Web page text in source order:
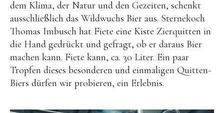
dem Klima, der Natur und den Gezeiten, schenkt
ausschließlich das Wildwuchs Bier aus. Sternekoch
Thomas Imbusch hat Fiete eine Kiste Zierquitten in
die Hand gedrückt und gefragt, ob er daraus Bier
machen kann. Fiete kann, ca. 30 Liter. Ein paar
Tropfen dieses besonderen und einmaligen Quitten-
Biers dürfen wir probieren, ein Erlebnis.